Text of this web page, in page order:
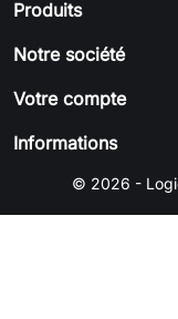
Produits
Notre société
Votre compte
Informations
© 2026 -